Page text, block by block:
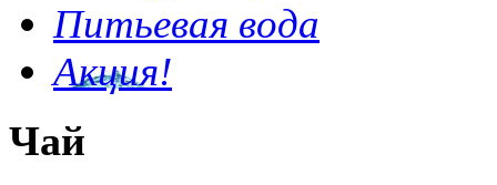
Питьевая вода
Акция!
Чай